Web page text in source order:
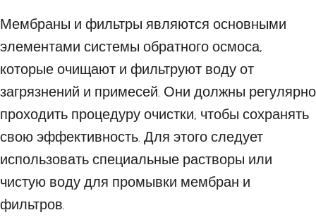
Мембраны и фильтры являются основными
элементами системы обратного осмоса,
которые очищают и фильтруют воду от
загрязнений и примесей. Они должны регулярно
проходить процедуру очистки, чтобы сохранять
свою эффективность. Для этого следует
использовать специальные растворы или
чистую воду для промывки мембран и
фильтров.